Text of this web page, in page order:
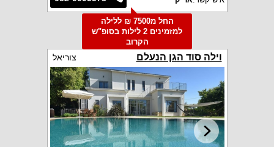
החל מ7500 ₪ ללילה
למזמינים 2 לילות בסופ"ש
הקרוב
וילה סוד הגן הנעלם צוריאל